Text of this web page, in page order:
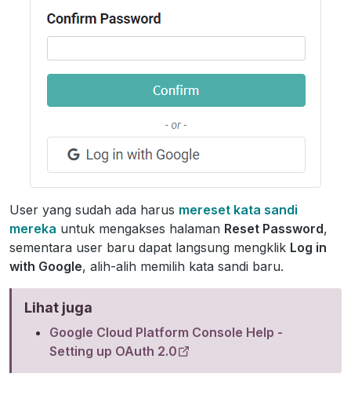
User yang sudah ada harus mereset kata sandi
mereka untuk mengakses halaman Reset Password,
sementara user baru dapat langsung mengklik Log in
with Google, alih-alih memilih kata sandi baru.
Lihat juga
Google Cloud Platform Console Help -
Setting up OAuth 2.0